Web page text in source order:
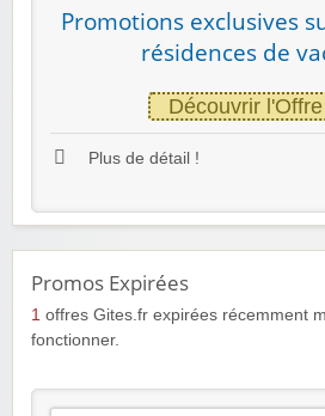
Promotions exclusives
résidences de
Découvrir l'Offre
Plus de détail !
Promos Expirées
1 offres Gites.fr expirées récemment
fonctionner.